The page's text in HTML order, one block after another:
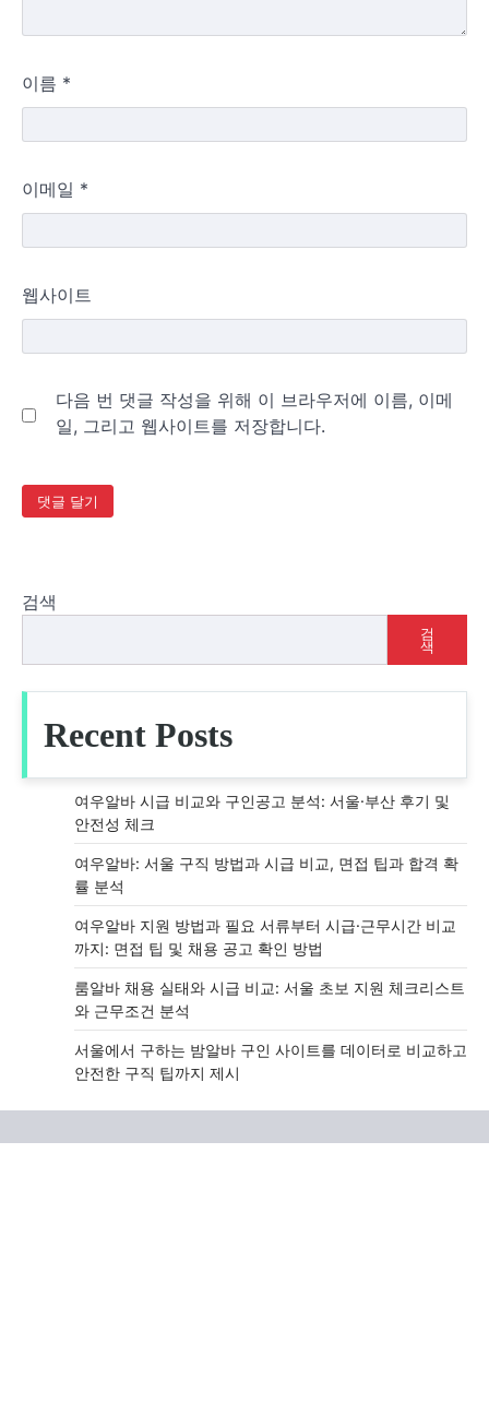
이름 *
이메일 *
웹사이트
다음 번 댓글 작성을 위해 이 브라우저에 이름, 이메
일, 그리고 웹사이트를 저장합니다.
검색
검
색
Recent Posts
여우알바 시급 비교와 구인공고 분석: 서울·부산 후기 및
안전성 체크
여우알바: 서울 구직 방법과 시급 비교, 면접 팁과 합격 확
률 분석
여우알바 지원 방법과 필요 서류부터 시급·근무시간 비교
까지: 면접 팁 및 채용 공고 확인 방법
룸알바 채용 실태와 시급 비교: 서울 초보 지원 체크리스트
와 근무조건 분석
서울에서 구하는 밤알바 구인 사이트를 데이터로 비교하고
안전한 구직 팁까지 제시